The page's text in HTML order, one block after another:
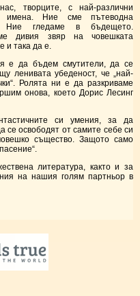
творците, с най-различни
имена. Ние сме пътеводна
Ние гледаме в бъдещето.
дивия звяр на човешката
и така да е.
е да бъдем смутители, да се
ленивата убеденост, че „най-
Ролята ни е да разкриваме
онова, което Дорис Лесинг
си умения, за да
се освободят от самите себе си
същество. Защото само
литература, както и за
на нашия голям партньор в